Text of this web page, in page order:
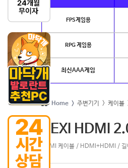
FPS게임용
RPG 게임용
최신AAA게임
Home > 주변기기 > 케이블
NEXI HDMI
HDMI 케이블 / HDMI+HDMI /